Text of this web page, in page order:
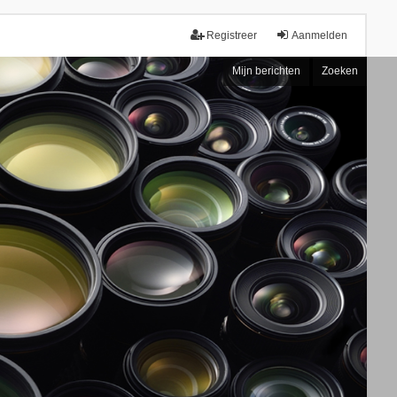
Aanmelden
Registreer
Mijn berichten Zoeken